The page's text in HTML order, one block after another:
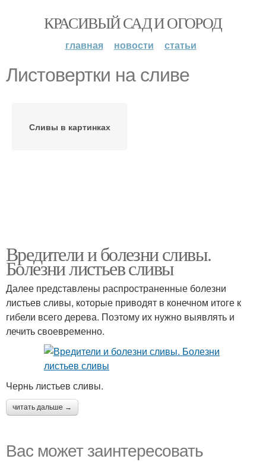
КРАСИВЫЙ САД И ОГОРОД
главная новости статьи
Листовертки на сливе
Сливы в картинках
Вредители и болезни сливы.
Болезни листьев сливы
Далее представлены распространенные болезни
листьев сливы, которые приводят в конечном итоге к
гибели всего дерева. Поэтому их нужно выявлять и
лечить своевременно.
Чернь листьев сливы.
читать дальше →
Вас может заинтересовать